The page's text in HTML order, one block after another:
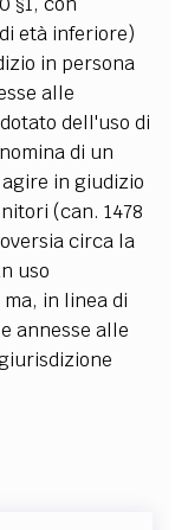
età inferiore)
in persona
alle
dell'uso di
di un
in giudizio
(can. 1478
circa la
uso
in linea di
annesse alle